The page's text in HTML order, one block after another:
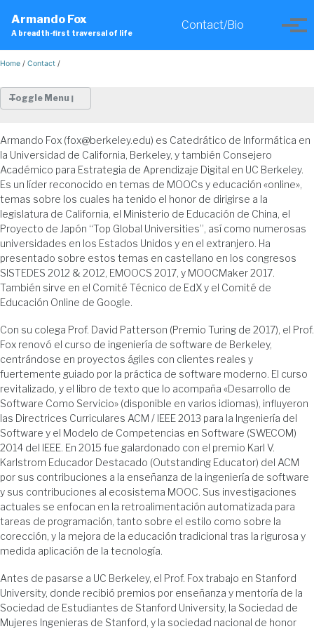
primary
navigation
content
footer
Armando Fox
A breadth-first traversal of life
Contact/Bio
Toggle
Home / Contact /
Toggle Menu
Music/Theater Bio
Failure Bio
Older Bios
PHOTOS
PGP PUBLIC KEY
Armando Fox (fox@berkeley.edu) es Catedrático de Informática en
la Universidad de California, Berkeley, y también Consejero
Académico para Estrategia de Aprendizaje Digital en UC Berkeley.
Es un líder reconocido en temas de MOOCs y educación «online»,
temas sobre los cuales ha tenido el honor de dirigirse a la
legislatura de California, el Ministerio de Educación de China, el
Proyecto de Japón “Top Global Universities”, así como numerosas
universidades en los Estados Unidos y en el extranjero. Ha
presentado sobre estos temas en castellano en los congresos
SISTEDES 2012 & 2012, EMOOCS 2017, y MOOCMaker 2017.
También sirve en el Comité Técnico de EdX y el Comité de
Educación Online de Google.
Con su colega Prof. David Patterson (Premio Turing de 2017), el Prof.
Fox renovó el curso de ingeniería de software de Berkeley,
centrándose en proyectos ágiles con clientes reales y
fuertemente guiado por la práctica de software moderno. El curso
revitalizado, y el libro de texto que lo acompaña «Desarrollo de
Software Como Servicio» (disponible en varios idiomas), influyeron
las Directrices Curriculares ACM / IEEE 2013 para la Ingeniería del
Software y el Modelo de Competencias en Software (SWECOM)
2014 del IEEE. En 2015 fue galardonado con el premio Karl V.
Karlstrom Educador Destacado (Outstanding Educator) del ACM
por sus contribuciones a la enseñanza de la ingeniería de software
y sus contribuciones al ecosistema MOOC. Sus investigaciones
actuales se enfocan en la retroalimentación automatizada para
tareas de programación, tanto sobre el estilo como sobre la
corección, y la mejora de la educación tradicional tras la rigurosa y
medida aplicación de la tecnología.
Antes de pasarse a UC Berkeley, el Prof. Fox trabajo en Stanford
University, donde recibió premios por enseñanza y mentoría de la
Sociedad de Estudiantes de Stanford University, la Sociedad de
Mujeres Ingenieras de Stanford, y la sociedad nacional de honor